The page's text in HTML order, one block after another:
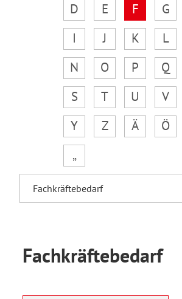
D
E F G
I
J K L
N
O P Q
S
T U V
Y
Z Ä Ö
„
Fachkräftebedarf